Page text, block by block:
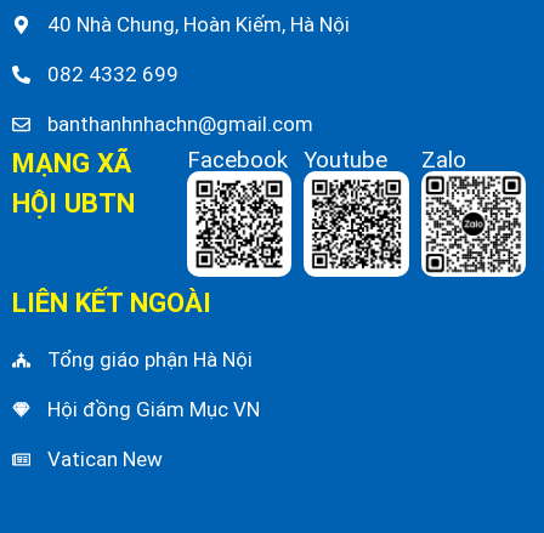
40 Nhà Chung, Hoàn Kiếm, Hà Nội
082 4332 699
banthanhnhachn@gmail.com
MẠNG XÃ
HỘI UBTN
Facebook Youtube Zalo
LIÊN KẾT NGOÀI
Tổng giáo phận Hà Nội
Hội đồng Giám Mục VN
Vatican New